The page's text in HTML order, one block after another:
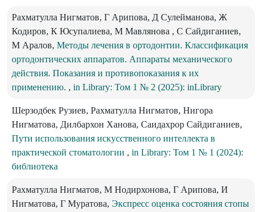
Рахматулла Нигматов, Г Арипова, Д Сулейманова, Ж
Кодиров, К Юсупалиева, М Мавлянова , С Сайдиганиев,
М Аралов, Методы лечения в ортодонтии. Классификация
ортодонтических аппаратов. Аппараты механического
действия. Показания и противопоказания к их
применению. , in Library: Том 1 № 2 (2025): inLibrary
Шерзодбек Рузиев, Рахматулла Нигматов, Нигора
Нигматова, Дилбархон Ханова, Саидахрор Сайдиганиев,
Пути использования искусственного интеллекта в
практической стоматологии , in Library: Том 1 № 1 (2024):
библиотека
Рахматулла Нигматов, М Нодирхонова, Г Арипова, И
Нигматова, Г Муратова, Экспресс оценка состояния стопы